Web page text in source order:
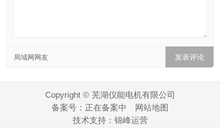
局域网网友
Copyright © 芜湖仪能电机有限公司
备案号： 正在备案中
网站地图
技术支持： 锦峰运营